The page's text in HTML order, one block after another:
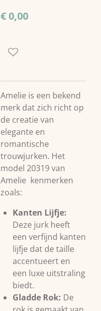
€ 0,00
Amelie is een bekend
merk dat zich richt op
de creatie van
elegante en
romantische
trouwjurken. Het
model 20319 van
Amelie kenmerken
zoals:
Kanten Lijfje:
Deze jurk heeft
een verfijnd kanten
lijfje dat de taille
accentueert en
een luxe uitstraling
biedt.
Gladde Rok: De